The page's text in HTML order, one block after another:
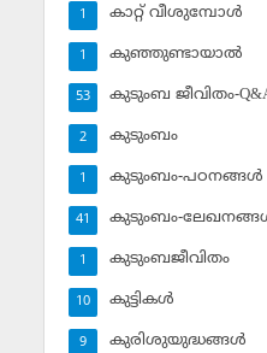
കാറ്റ് വീശുമ്പോള്‍
1
കുഞ്ഞുണ്ടായാല്‍
1
കുടുംബ ജീവിതം-
53
കുടുംബം
2
കുടുംബം-പഠനങ്ങള്‍
1
കുടുംബം-
41
കുടുംബജീവിതം
1
കുട്ടികള്‍
10
കുരിശുയുദ്ധങ്ങള്‍
9